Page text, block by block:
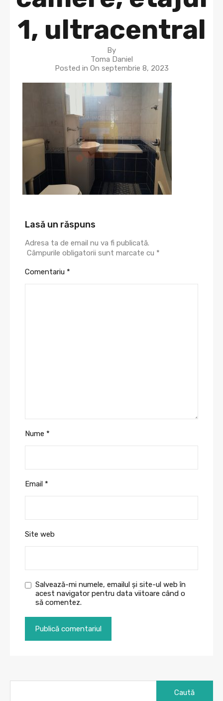
1, ultracentral
By
Toma Daniel
Posted in On septembrie 8, 2023
Lasă un răspuns
Adresa ta de email nu va fi publicată.
Câmpurile obligatorii sunt marcate cu *
Comentariu *
Nume *
Email *
Site web
Salvează-mi numele, emailul și site-ul web în
acest navigator pentru data viitoare când o
să comentez.